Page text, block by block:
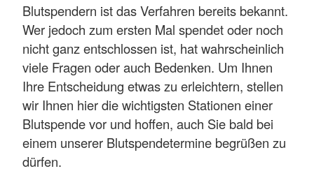
Blutspendern ist das Verfahren bereits bekannt.
Wer jedoch zum ersten Mal spendet oder noch
nicht ganz entschlossen ist, hat wahrscheinlich
viele Fragen oder auch Bedenken. Um Ihnen
Ihre Entscheidung etwas zu erleichtern, stellen
wir Ihnen hier die wichtigsten Stationen einer
Blutspende vor und hoffen, auch Sie bald bei
einem unserer Blutspendetermine begrüßen zu
dürfen.